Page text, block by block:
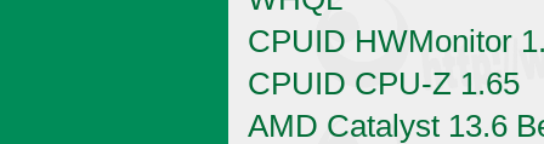
CPUID HWMonitor
CPUID CPU-Z 1.65
AMD Catalyst 13.6